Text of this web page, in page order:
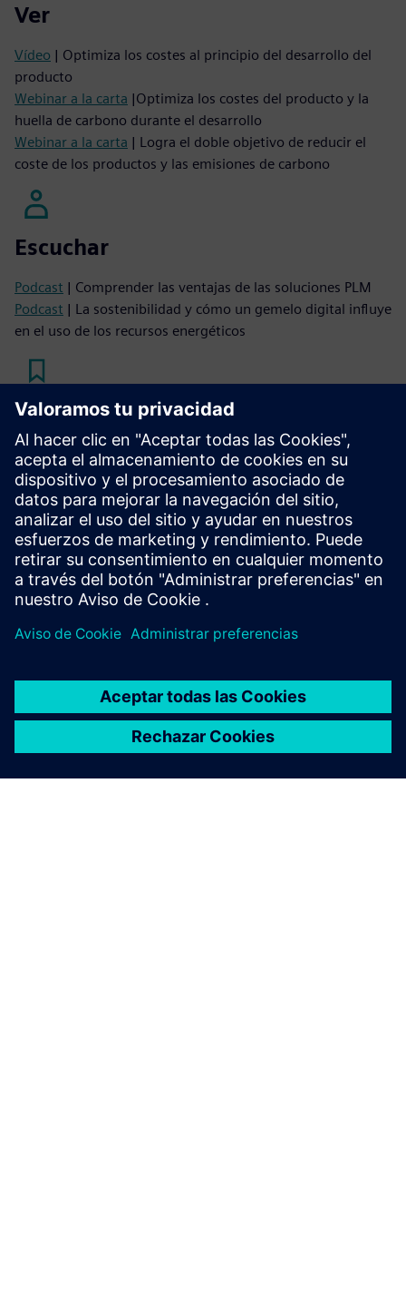
Ver
Vídeo | Optimiza los costes al principio del desarrollo del
producto
Webinar a la carta |Optimiza los costes del producto y la
huella de carbono durante el desarrollo
Webinar a la carta | Logra el doble objetivo de reducir el
coste de los productos y las emisiones de carbono
Escuchar
Podcast | Comprender las ventajas de las soluciones PLM
Podcast | La sostenibilidad y cómo un gemelo digital influye
en el uso de los recursos energéticos
Leer
Blog| Vincula los costes y la sostenibilidad en el diseño de
productos
Caso de éxito | La búsqueda del equilibrio adecuado entre
los costes y la huella de carbono
Ficha técnica | Calcula la huella de carbono de tus
componentes